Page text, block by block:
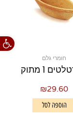
פתח
חומרי גלם
1 מתוק
₪29.60
הוספה לסל